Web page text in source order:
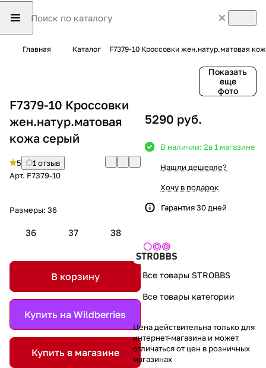
Главная Каталог F7379-10 Кроссовки жен.натур.матовая
Показать
еще
фото
F7379-10 Кроссовки
жен.натур.матовая
кожа серый
5
1 отзыв
Арт. F7379-10
Размеры: 36
36 37 38
В корзину
Купить на Wildberries
Купить в магазине
5290 руб.
В наличии: 2в 1 магазине
Нашли дешевле?
Хочу в подарок
Гарантия 30 дней
Все товары STROBBS
Все товары категории
Цена действительна только для
интернет-магазина и может
отличаться от цен в розничных
магазинах